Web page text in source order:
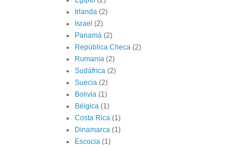
Irlanda (2)
Israel (2)
Panamá (2)
República Checa (2)
Rumania (2)
Sudáfrica (2)
Suecia (2)
Bolivia (1)
Bélgica (1)
Costa Rica (1)
Dinamarca (1)
Escocia (1)